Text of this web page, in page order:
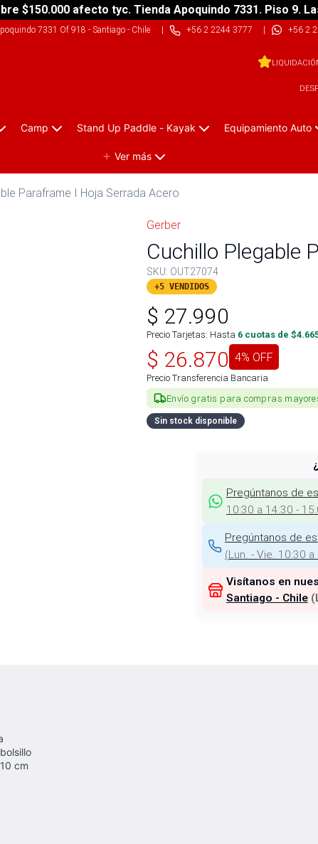
$150.000 afecto tyc. Tienda Apoquindo 7331. Piso 9.
7331 Of 918 - Santiago - Chile| +56 2 2244 3777 | +56 2
Camp Stand Up Paddle - Kayak Equipamiento Auto
Ver más
Paraframe I Hoja Serrada Acero
Gerber
Cuchillo Plegable
SKU: OUT27074
+5 VENDIDOS
$ 27.990
Precio Tarjetas: Hasta 6 cuotas de $
$ 26.870 4% OFF
Precio Transferencia Bancaria
Envío gratis para compras
Sin stock disponible
Pregúntanos de
10:30 a 14:30 -
Pregúntanos de
(Lun. - Vie. 10:30
Visítanos en
Santiago - Chile (
cm